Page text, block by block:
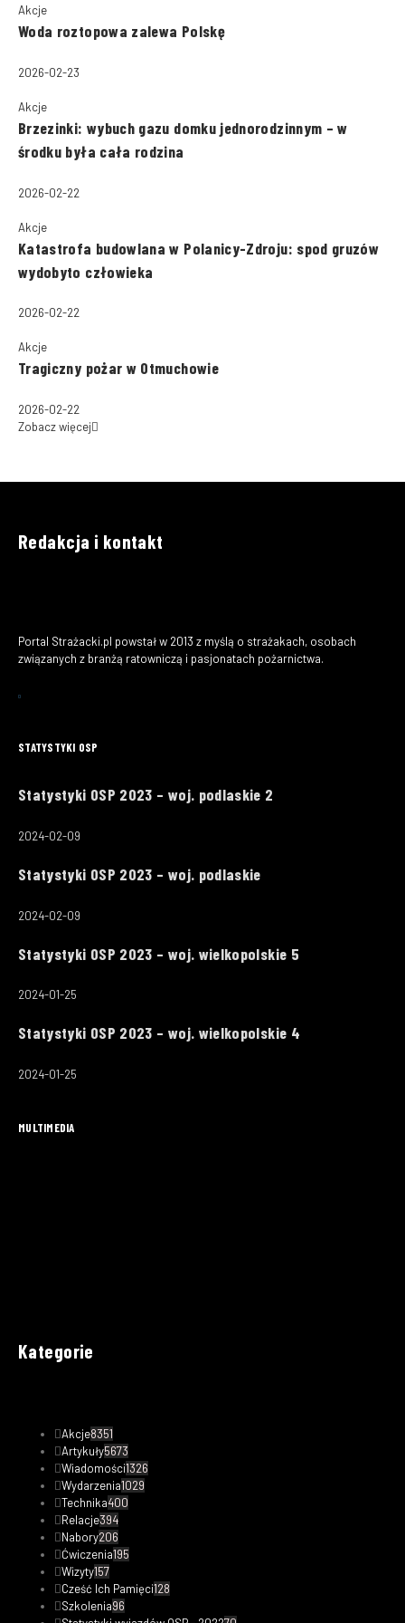
Akcje
Woda roztopowa zalewa Polskę
2026-02-23
Akcje
Brzezinki: wybuch gazu domku jednorodzinnym – w
środku była cała rodzina
2026-02-22
Akcje
Katastrofa budowlana w Polanicy-Zdroju: spod gruzów
wydobyto człowieka
2026-02-22
Akcje
Tragiczny pożar w Otmuchowie
2026-02-22
Zobacz więcej
Redakcja i kontakt
Portal Strażacki.pl powstał w 2013 z myślą o strażakach, osobach
związanych z branżą ratowniczą i pasjonatach pożarnictwa.
STATYSTYKI OSP
Statystyki OSP 2023 – woj. podlaskie 2
2024-02-09
Statystyki OSP 2023 – woj. podlaskie
2024-02-09
Statystyki OSP 2023 – woj. wielkopolskie 5
2024-01-25
Statystyki OSP 2023 – woj. wielkopolskie 4
2024-01-25
MULTIMEDIA
Kategorie
Akcje8351
Artykuły5673
Wiadomości1326
Wydarzenia1029
Technika400
Relacje394
Nabory206
Ćwiczenia195
Wizyty157
Cześć Ich Pamięci128
Szkolenia96